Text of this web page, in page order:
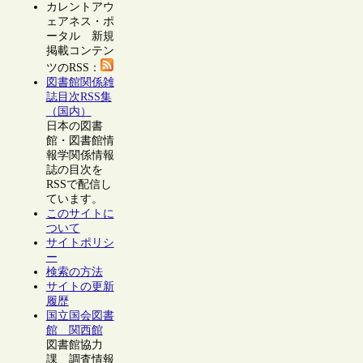
カレントアウ
ェアネス・ポ
ータル 新規
掲載コンテン
ツのRSS：
図書館関係雑
誌目次RSS集
（国内）
日本の図書
館・図書館情
報学関係情報
誌の目次を
RSSで配信し
ています。
このサイトに
ついて
サイトポリシ
ー
検索の方法
サイトの更新
履歴
国立国会図書
館 関西館
図書館協力
課 調査情報